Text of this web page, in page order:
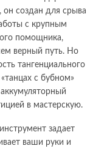
он создан для срыва
с крупным
помощника,
верный путь. Но
тангенциального
с бубном»
в мастерскую.
задает
ваши руки и